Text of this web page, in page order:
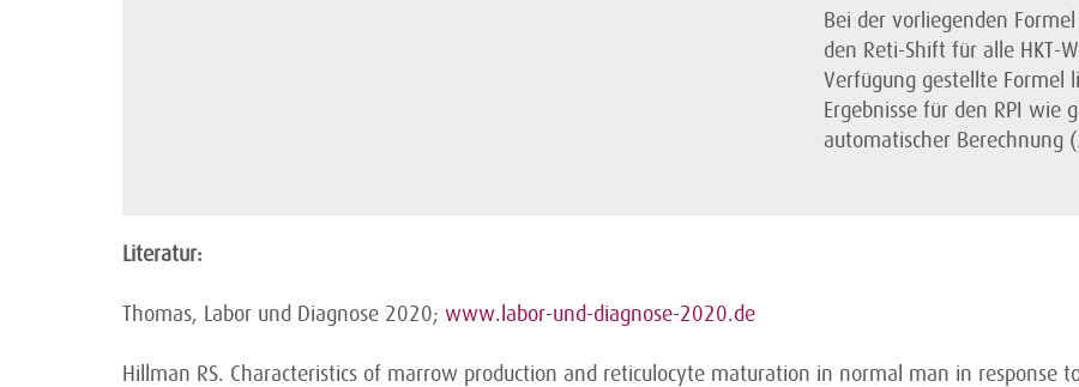
Bei der vorliegenden
den Reti-Shift für alle HKT-
Verfügung gestellte Formel
Ergebnisse für den RPI wie
automatischer Berechnung
Literatur:
Thomas, Labor und Diagnose 2020; www.labor-und-diagnose-2020.de
Hillman RS. Characteristics of marrow production and reticulocyte maturation in normal man in response